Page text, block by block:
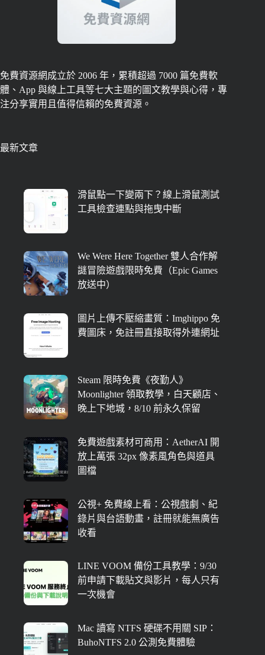
免費資源網成立於 2006 年，累積超過 7000 篇免費軟
體、App 與線上工具等七大主題的圖文教學與心得，專
注分享實用且值得信賴的免費資源。
最新文章
滑鼠點一下變兩下？線上滑鼠測試
工具檢查連點與拖曳中斷
We Were Here Together 雙人合作解
謎冒險遊戲限時免費（Epic Games
放送中）
圖片上傳不壓縮畫質：Imghippo 免
費圖床，免註冊直接取得外連網址
Steam 限時免費《夜勤人》
Moonlighter 領取教學，白天顧店、
晚上下地城，8/10 前永久保留
免費遊戲素材可商用：AetherAI 開
放上萬張 32px 像素風角色與道具
圖檔
公視+ 免費線上看：公視戲劇、紀
錄片與台語動畫，註冊就能無廣告
收看
LINE VOOM 備份工具教學：9/30
前申請下載貼文與影片，每人只有
一次機會
Mac 讀寫 NTFS 硬碟不用關 SIP：
BuhoNTFS 2.0 公測免費體驗